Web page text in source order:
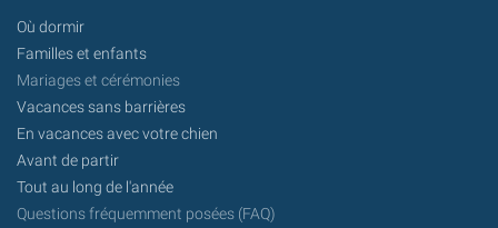
Où dormir
Familles et enfants
Mariages et cérémonies
Vacances sans barrières
En vacances avec votre chien
Avant de partir
Tout au long de l'année
Questions fréquemment posées (FAQ)